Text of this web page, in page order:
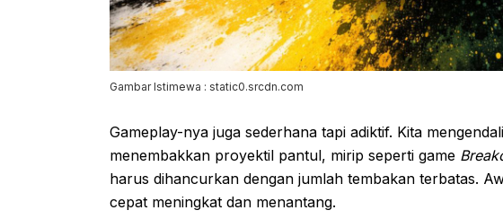
Gambar Istimewa : static0.srcdn.com
Gameplay-nya juga sederhana tapi adiktif. Kita
menembakkan proyektil pantul, mirip seperti game
harus dihancurkan dengan jumlah tembakan terbatas.
cepat meningkat dan menantang.